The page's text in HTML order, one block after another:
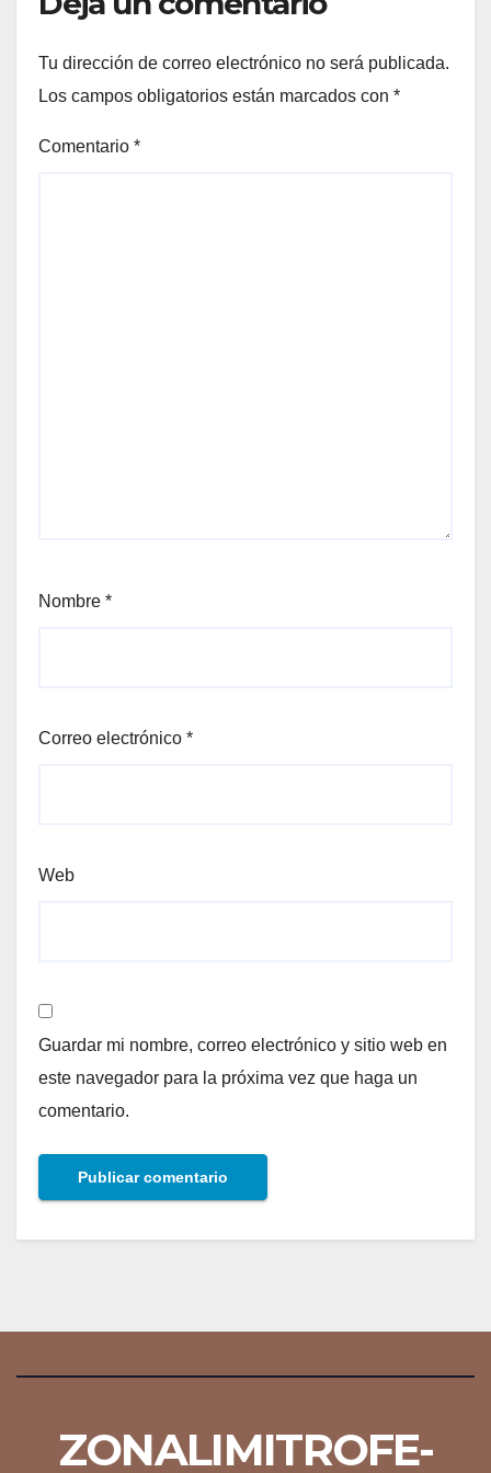
Tu dirección de correo electrónico no será publicada.
Los campos obligatorios están marcados con *
Comentario *
Nombre *
Correo electrónico *
Web
Guardar mi nombre, correo electrónico y sitio web en
este navegador para la próxima vez que haga un
comentario.
ZONALIMITROFE-